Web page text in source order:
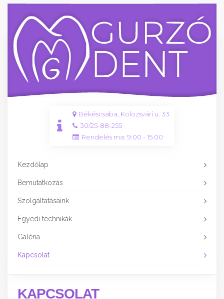
Békéscsaba, Kolozsvári u. 33.
30/25-88-255
Rendelés ma: 9:00 - 15:00
Kezdőlap
Bemutatkozás
Szolgáltatásaink
Egyedi technikák
Galéria
Kapcsolat
KAPCSOLAT